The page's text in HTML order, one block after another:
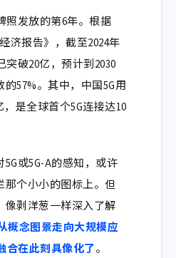
照发放的第6年。根据
济报告》，截至2024年
突破20亿，预计到2030
57%。其中，中国5G用
，是全球首个5G连接达10
或5G-A的感知，或许
那个小小的图标上。但
像剥洋葱一样深入了解
概念图景走向大规模应
合在此刻具像化了。